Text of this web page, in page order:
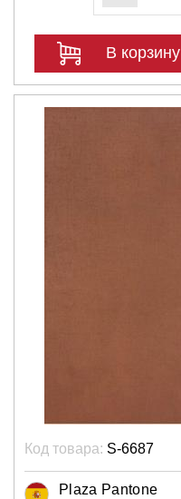
В корзину
Код товара: S-6687
Plaza Pantone